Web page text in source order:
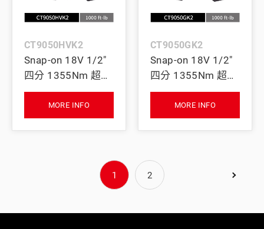
CT9050HVK2
Snap-on 18V 1/2"
四分 1355Nm 超大
扭力無刷衝擊扳手
｜雙電池+充電座
(螢光黃)
MORE INFO
CT9050GK2
Snap-on 18V 1/2"
四分 1355Nm 超大
扭力無刷衝擊扳手
｜雙電池+充電座
(綠)
MORE INFO
1 2